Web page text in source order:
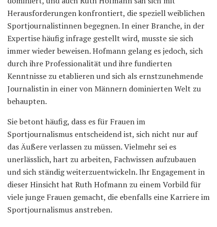
Herausforderungen konfrontiert, die speziell weiblichen
Sportjournalistinnen begegnen. In einer Branche, in der
Expertise häufig infrage gestellt wird, musste sie sich
immer wieder beweisen. Hofmann gelang es jedoch, sich
durch ihre Professionalität und ihre fundierten
Kenntnisse zu etablieren und sich als ernstzunehmende
Journalistin in einer von Männern dominierten Welt zu
behaupten.
Sie betont häufig, dass es für Frauen im
Sportjournalismus entscheidend ist, sich nicht nur auf
das Äußere verlassen zu müssen. Vielmehr sei es
unerlässlich, hart zu arbeiten, Fachwissen aufzubauen
und sich ständig weiterzuentwickeln. Ihr Engagement in
dieser Hinsicht hat Ruth Hofmann zu einem Vorbild für
viele junge Frauen gemacht, die ebenfalls eine Karriere im
Sportjournalismus anstreben.